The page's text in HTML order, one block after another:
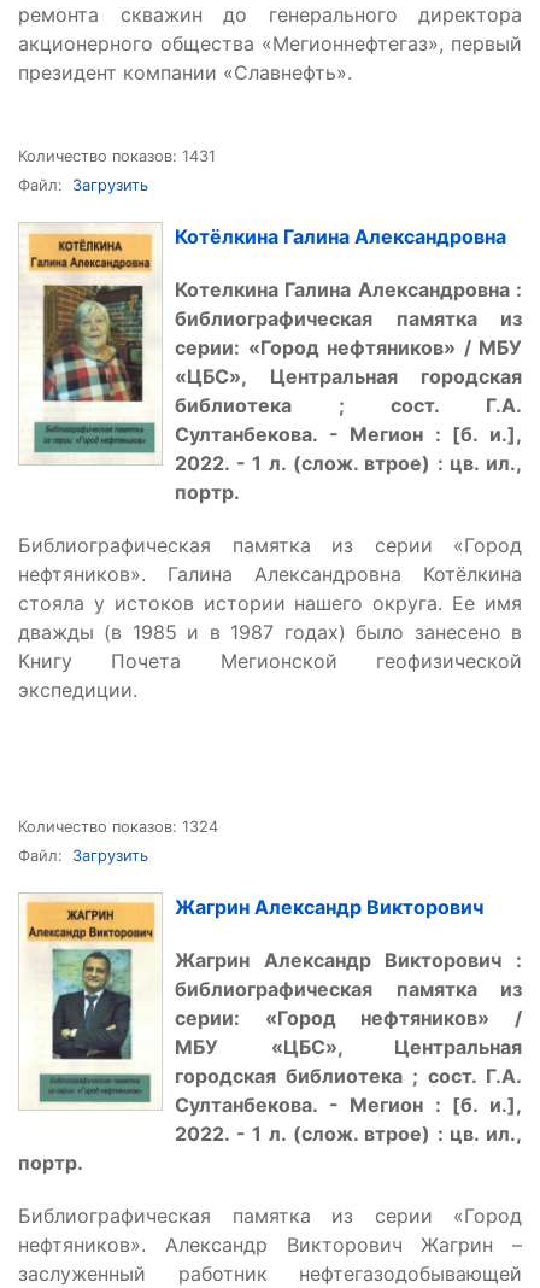
ремонта скважин до генерального директора
акционерного общества «Мегионнефтегаз», первый
президент компании «Славнефть».
Количество показов: 1431
Файл: Загрузить
Котёлкина Галина Александровна
Котелкина Галина Александровна :
библиографическая памятка из
серии: «Город нефтяников» / МБУ
«ЦБС», Центральная городская
библиотека ; сост. Г.А.
Султанбекова. - Мегион : [б. и.],
2022. - 1 л. (слож. втрое) : цв. ил.,
портр.
Библиографическая памятка из серии «Город
нефтяников». Галина Александровна Котёлкина
стояла у истоков истории нашего округа. Ее имя
дважды (в 1985 и в 1987 годах) было занесено в
Книгу Почета Мегионской геофизической
экспедиции.
Количество показов: 1324
Файл: Загрузить
Жагрин Александр Викторович
Жагрин Александр Викторович :
библиографическая памятка из
серии: «Город нефтяников» /
МБУ «ЦБС», Центральная
городская библиотека ; сост. Г.А.
Султанбекова. - Мегион : [б. и.],
2022. - 1 л. (слож. втрое) : цв. ил.,
портр.
Библиографическая памятка из серии «Город
нефтяников». Александр Викторович Жагрин –
заслуженный работник нефтегазодобывающей